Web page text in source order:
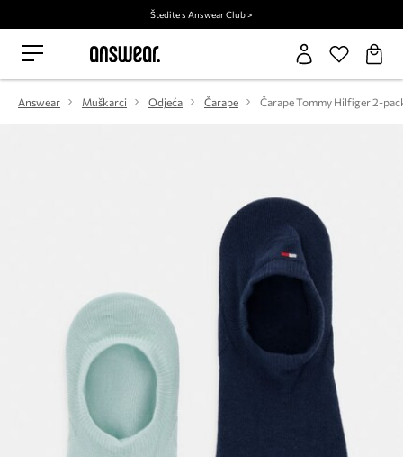
Štedite s Answear Club >
Answear Muškarci Odjeća Čarape Čarape Tommy Hilfiger 2-